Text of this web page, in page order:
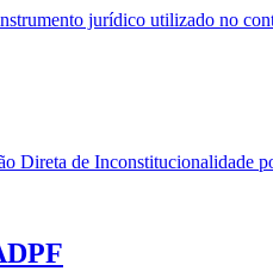
jurídico utilizado no
de Inconstitucionalidade